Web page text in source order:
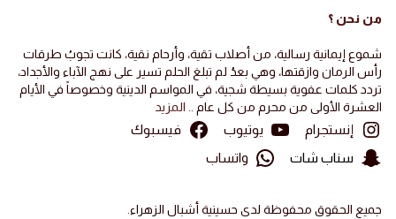
من نحن ؟
شموع إيمانية رسالية، من أصلاب تقية، وأرحام نقية، كانت تجوبُ طرقات
رأس الرمان وازقتها، وهي بعدُ لم تبلغ الحلم تسير على نهج الآباء والأجداد،
تردد كلمات عفوية بسيطة شجية، في المواسم الدينية وخصوصاً في الأيام
العشرة الأولى من محرم من كل عام .. المزيد
إنستجرام يوتيوب
فيسبوك
سناب شات
واتساب
جميع الحقوق محفوظة لدى حسينية أشبال الزهراء.